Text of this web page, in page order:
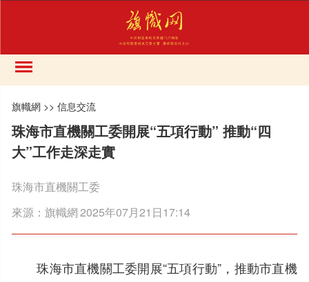
旗幟網 >>信息交流
珠海市直機關工委開展“五項行動” 推動“四
大”工作走深走實
珠海市直機關工委
來源：旗幟網2025年07月21日17:14
珠海市直機關工委開展“五項行動”，推動市直機